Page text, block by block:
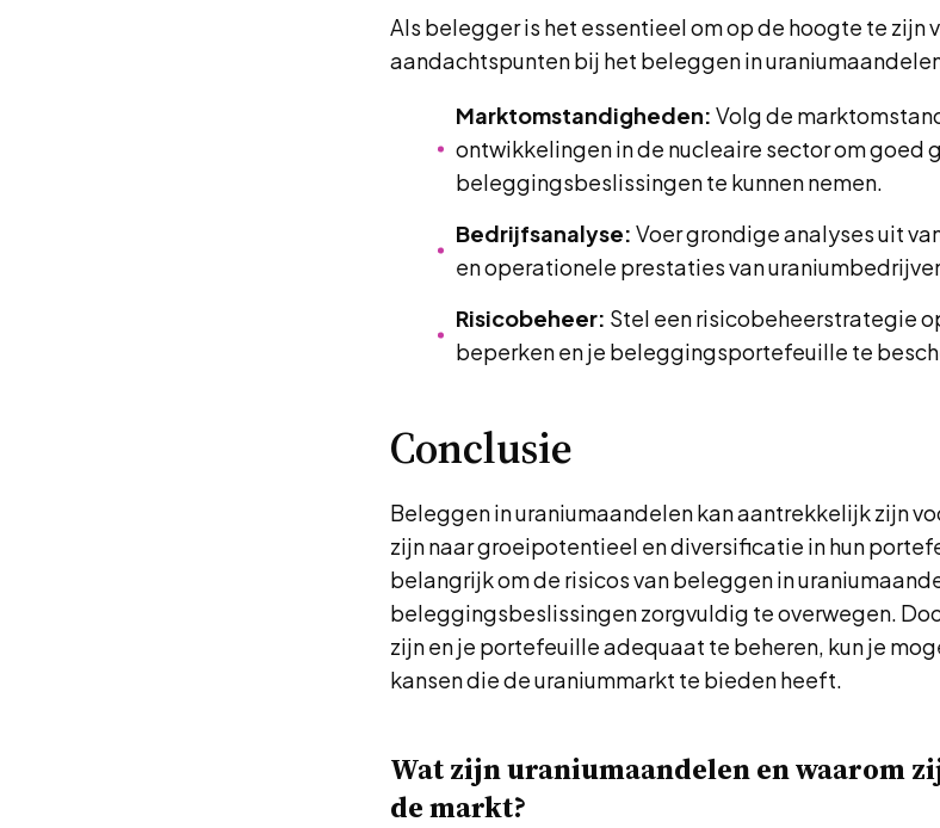
Als belegger is het essentieel om op de hoogte te zijn
aandachtspunten bij het beleggen in
Marktomstandigheden: Volg de
ontwikkelingen in de nucleaire sector om goed
beleggingsbeslissingen te kunnen nemen.
Bedrijfsanalyse: Voer grondige analyses uit
en operationele prestaties van
Risicobeheer: Stel een risicobeheerstrategie
beperken en je beleggingsportefeuille te
Conclusie
Beleggen in uraniumaandelen kan aantrekkelijk zijn
zijn naar groeipotentieel en diversificatie in hun
belangrijk om de risicos van beleggen in
beleggingsbeslissingen zorgvuldig te overwegen.
zijn en je portefeuille adequaat te beheren, kun je
kansen die de uraniummarkt te bieden heeft.
Wat zijn uraniumaandelen en waarom
de markt?